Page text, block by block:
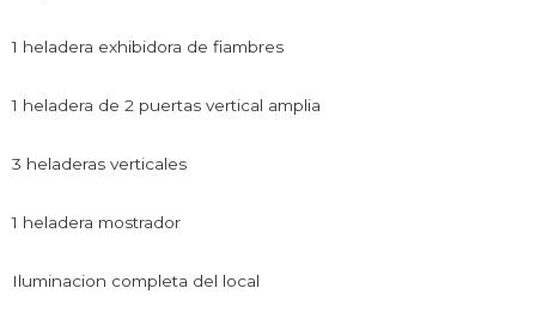
1 heladera exhibidora de fiambres
1 heladera de 2 puertas vertical amplia
3 heladeras verticales
1 heladera mostrador
Iluminacion completa del local